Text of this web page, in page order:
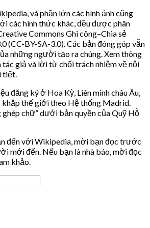
và phần lớn các hình ảnh cũng
các hình thức khác, đều được phân
Commons Ghi công–Chia sẻ
(CC-BY-SA-3.0). Các bản đóng góp vẫn
những người tạo ra chúng. Xem thông
tác giả và lời từ chối trách nhiệm về nội
tiết.
đăng ký ở Hoa Kỳ, Liên minh châu Âu,
khắp thế giới theo Hệ thống Madrid.
chữ” dưới bản quyền của Quỹ Hỗ
đến với Wikipedia, mời bạn đọc trước
mới đến. Nếu bạn là nhà báo, mời đọc
khảo.